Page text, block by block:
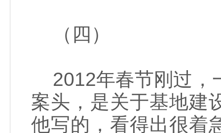
（四）
2012年春节刚过，
案头，是关于基地建
他写的，看得出很着